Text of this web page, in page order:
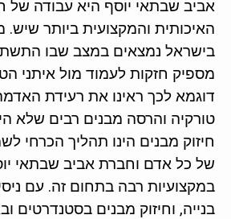
אביב שבתאי יוסף היא עבודה של
האיכותית והמקצועית ביותר שיש.
בישראל נמצאים במצב שבו
מספיק חזקות לעמוד מול איתני
דוגמא לכך ראינו את רעידת
טורקיה והרסה מבנים רבים שלא
חיזוק מבנים הינו תהליך הכרחי
של כל אדם וחברת אביב שבתאי
במקצועיות רבה בתחום זה. עם
בנייה, וחיזוק מבנים בסטנדרטים